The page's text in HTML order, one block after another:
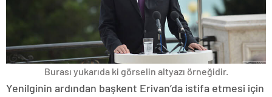
Burası yukarıda ki görselin altyazı örneğidir.
Yenilginin ardından başkent Erivan’da istifa etmesi için